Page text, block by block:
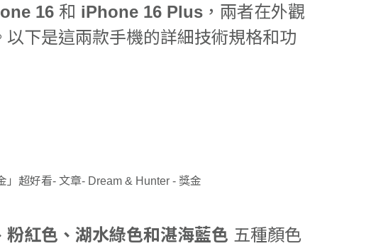
16 和 iPhone 16 Plus ，兩者在外觀
下是這兩款手機的詳細技術規格和功
粉紅色、湖水綠色和湛海藍色 五種顏色